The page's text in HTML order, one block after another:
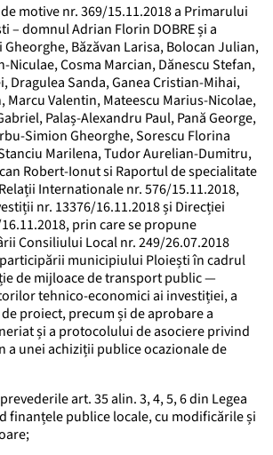
motive nr. 369/15.11.2018 a Primarului
– domnul Adrian Florin DOBRE și a
Băzăvan Larisa, Bolocan Julian,
Niculae, Cosma Marcian, Dănescu Stefan,
Dragulea Sanda, Ganea Cristian-Mihai,
Marcu Valentin, Mateescu Marius-Nicolae,
Palaș-Alexandru Paul, Pană George,
Simion Gheorghe, Sorescu Florina
Marilena, Tudor Aurelian-Dumitru,
Robert-Ionut si Raportul de specialitate
Internationale nr. 576/15.11.2018,
nr. 13376/16.11.2018 și Direcției
prin care se propune
Consiliului Local nr. 249/26.07.2018
municipiului Ploiești în cadrul
de mijloace de transport public —
tehnico-economici ai investiției, a
proiect, precum și de aprobare a
și a protocolului de asociere privind
a unei achiziții publice ocazionale de
art. 35 alin. 3, 4, 5, 6 din Legea
finanțele publice locale, cu modificările și